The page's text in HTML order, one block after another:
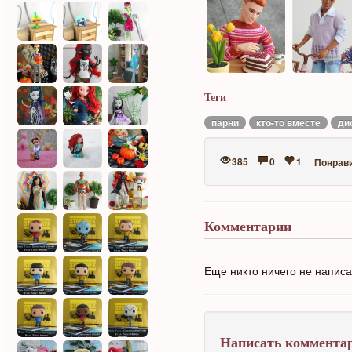
Теги
парни кто-то вместе
385 0 1
Комментарии
Еще никто ничего не
Написать